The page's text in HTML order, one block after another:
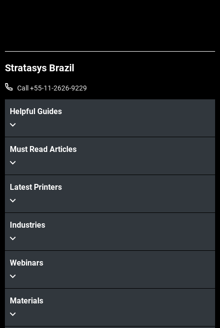
Stratasys Brazil
Call +55-11-2626-9229
Helpful Guides
Must Read Articles
Latest Printers
Industries
Webinars
Materials